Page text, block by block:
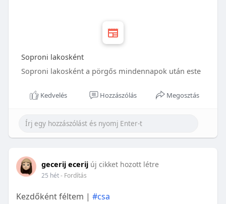
Soproni lakosként
Soproni lakosként a pörgős mindennapok után este
Kedvelés Hozzászólás Megosztás
gecerij ecerij új cikket hozott létre
25 hét- Fordítás
Kezdőként féltem | #csa